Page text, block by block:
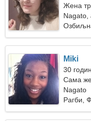
Жена
Nagato,
Miki
30
Сама
Nagato
Рагби,